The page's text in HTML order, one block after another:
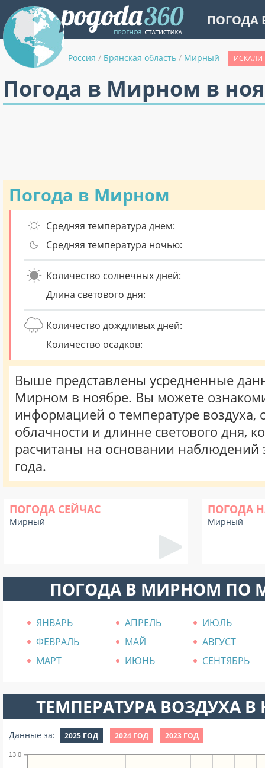
ПОГОДА
Россия / Брянская область / Мирный ИСКАЛИ
Погода в Мирном в
Погода в Мирном
Средняя температура днем:
Средняя температура ночью:
Количество солнечных дней:
Длина светового дня:
Количество дождливых дней:
Количество осадков:
Выше представлены усредненные
Мирном в ноябре. Вы можете
информацией о температуре воздуха,
облачности и длинне светового дня,
расчитаны на основании наблюдений
года.
ПОГОДА СЕЙЧАС
Мирный
ПОГОДА
Мирный
ПОГОДА В МИРНОМ ПО
ЯНВАРЬ АПРЕЛЬ
ИЮЛЬ
ФЕВРАЛЬ
МАЙ
АВГУСТ
МАРТ
ИЮНЬ СЕНТЯБРЬ
ТЕМПЕРАТУРА ВОЗДУХА В
Данные за: 2025 ГОД 2024 ГОД 2023 ГОД
13.0